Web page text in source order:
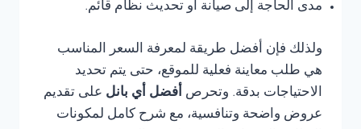
مدى الحاجة إلى صيانة أو تحديث نظام قائم.
ولذلك فإن أفضل طريقة لمعرفة السعر المناسب
هي طلب معاينة فعلية للموقع، حتى يتم تحديد
الاحتياجات بدقة. وتحرص أفضل أي بانل على تقديم
عروض واضحة وتنافسية، مع شرح كامل لمكونات